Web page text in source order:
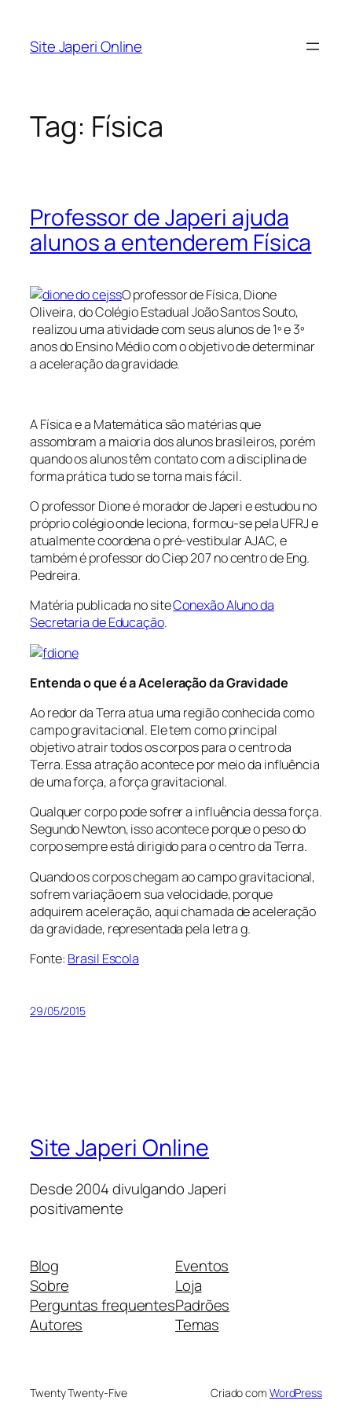
Site Japeri Online
Tag: Física
Professor de Japeri ajuda
alunos a entenderem Física
O professor de Física, Dione
Oliveira, do Colégio Estadual João Santos Souto,
realizou uma atividade com seus alunos de 1º e 3º
anos do Ensino Médio com o objetivo de determinar
a aceleração da gravidade.
A Física e a Matemática são matérias que
assombram a maioria dos alunos brasileiros, porém
quando os alunos têm contato com a disciplina de
forma prática tudo se torna mais fácil.
O professor Dione é morador de Japeri e estudou no
próprio colégio onde leciona, formou-se pela UFRJ e
atualmente coordena o pré-vestibular AJAC, e
também é professor do Ciep 207 no centro de Eng.
Pedreira.
Matéria publicada no siteConexão Aluno da
Secretaria de Educação.
Entenda o que é a Aceleração da Gravidade
Ao redor da Terra atua uma região conhecida como
campo gravitacional. Ele tem como principal
objetivo atrair todos os corpos para o centro da
Terra. Essa atração acontece por meio da influência
de uma força, a força gravitacional.
Qualquer corpo pode sofrer a influência dessa força.
Segundo Newton, isso acontece porque o peso do
corpo sempre está dirigido para o centro da Terra.
Quando os corpos chegam ao campo gravitacional,
sofrem variação em sua velocidade, porque
adquirem aceleração, aqui chamada de aceleração
da gravidade, representada pela letra g.
Fonte: Brasil Escola
29/05/2015
Site Japeri Online
Desde 2004 divulgando Japeri
positivamente
Blog
Sobre
Perguntas frequentes
Autores
Eventos
Loja
Padrões
Temas
Twenty Twenty-Five Criado com WordPress